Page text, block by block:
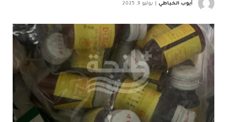
أيوب الخياطي يوليو 9, 2025